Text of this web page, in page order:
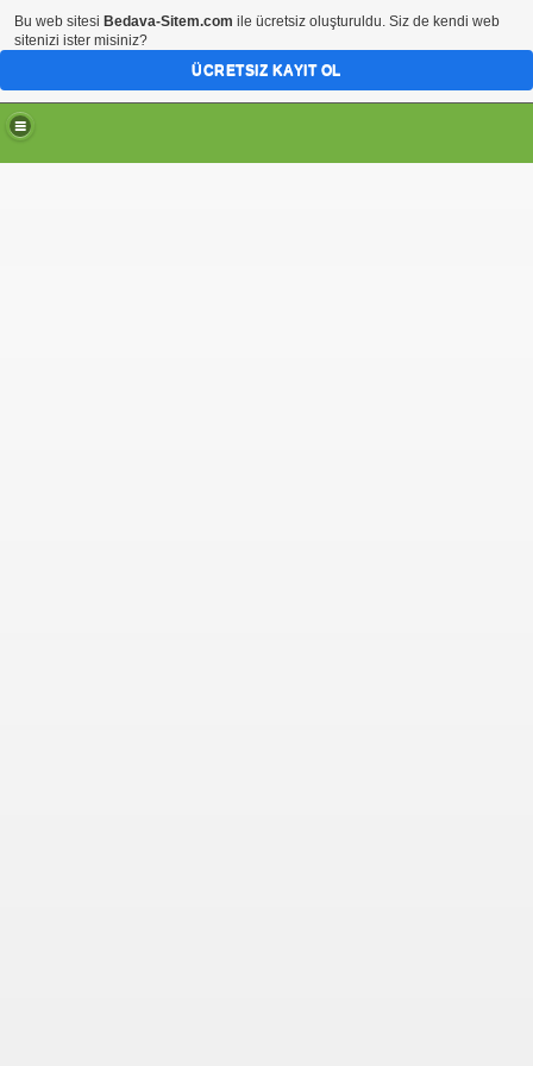
Bu web sitesi Bedava-Sitem.com ile ücretsiz oluşturuldu. Siz de kendi web
sitenizi ister misiniz?
ÜCRETSIZ KAYIT OL